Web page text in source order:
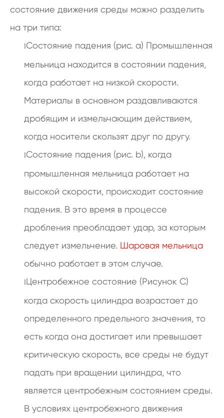
состояние движения среды можно разделить
на три типа:
lСостояние падения (рис. а) Промышленная
мельница находится в состоянии падения,
когда работает на низкой скорости.
Материалы в основном раздавливаются
дробящим и измельчающим действием,
когда носители скользят друг по другу.
lСостояние падения (рис. b), когда
промышленная мельница работает на
высокой скорости, происходит состояние
падения. В это время в процессе
дробления преобладает удар, за которым
следует измельчение. Шаровая мельница
обычно работает в этом случае.
l Центробежное состояние (Рисунок C)
когда скорость цилиндра возрастает до
определенного предельного значения, то
есть когда она достигает или превышает
критическую скорость, все среды не будут
падать при вращении цилиндра, что
является центробежным состоянием среды.
В условиях центробежного движения